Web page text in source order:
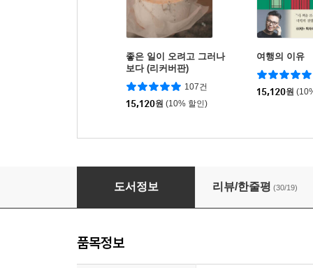
좋은 일이 오려고 그러나
보다 (리커버판)
107건
15,120원 (10% 할인)
여행의 이유
15,120원
나는 멈춘 비행기의 승무원입니다
도서정보 리뷰/한줄평 (30/19)
품목정보